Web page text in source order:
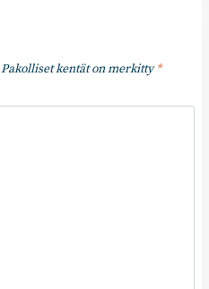
Pakolliset kentät on merkitty*